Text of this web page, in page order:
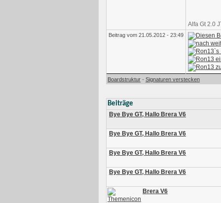
Alfa Gt 2.0
Beitrag vom 21.05.2012 - 23:49
Boardstruktur - Signaturen verstecken
Beiträge
Bye Bye GT, Hallo Brera V6
Bye Bye GT, Hallo Brera V6
Bye Bye GT, Hallo Brera V6
Bye Bye GT, Hallo Brera V6
Brera V6